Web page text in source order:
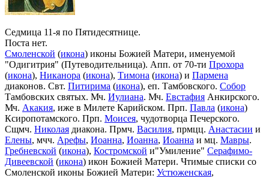
Седмица 11-я по Пятидесятнице.
Поста нет.
Смоленской (икона) иконы Божией Матери, именуемой
"Одигитрия" (Путеводительница). Апп. от 70-ти Прохора
(икона), Никанора (икона), Тимона (икона) и Пармена
диаконов. Свт. Питирима (икона), еп. Тамбовского. Собор
Тамбовских святых. Мч. Иулиана. Мч. Евстафия Анкирского.
Мч. Акакия, иже в Милете Карийском. Прп. Павла (икона)
Ксиропотамского. Прп. Моисея, чудотворца Печерского.
Сщмч. Николая диакона. Прмч. Василия, прмцц. Анастасии и
Елены, мчч. Арефы, Иоанна, Иоанна, Иоанна и мц. Мавры.
Гребневской (икона), Костромской и"Умиление" Серафимо-
Дивеевской (икона) икон Божией Матери. Чтимые списки со
Смоленской иконы Божией Матери: Устюженская,